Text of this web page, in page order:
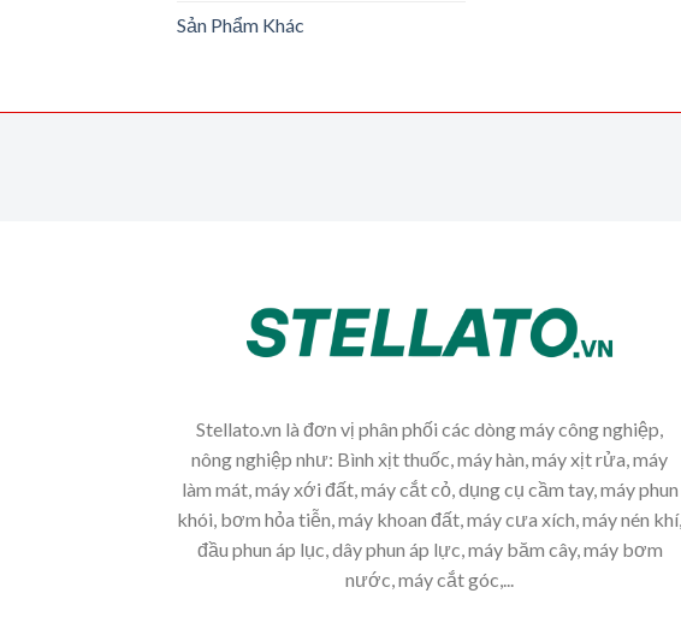
Sản Phẩm Khác
Stellato.vn là đơn vị phân phối các dòng máy công nghiệp,
nông nghiệp như: Bình xịt thuốc, máy hàn, máy xịt rửa, máy
làm mát, máy xới đất, máy cắt cỏ, dụng cụ cầm tay, máy phun
khói, bơm hỏa tiễn, máy khoan đất, máy cưa xích, máy nén khí,
đầu phun áp lục, dây phun áp lực, máy băm cây, máy bơm
nước, máy cắt góc,...